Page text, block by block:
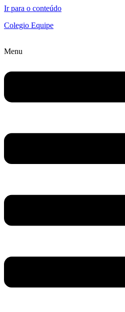
Ir para o conteúdo
Colegio Equipe
Menu